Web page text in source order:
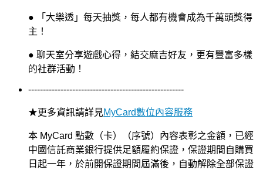
● 「大樂透」每天抽獎，每人都有機會成為千萬頭獎得
主！
● 聊天室分享遊戲心得，結交麻吉好友，更有豐富多樣
的社群活動！
-----------------------------------------------------
★更多資訊請詳見MyCard數位內容服務
本 MyCard 點數（卡）（序號）內容表彰之金額，已經
中國信託商業銀行提供足額履約保證，保證期間自購買
日起一年，於前開保證期間屆滿後，自動解除全部保證